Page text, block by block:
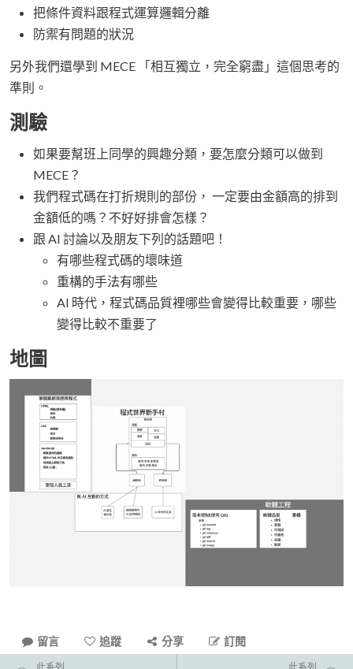
把條件資料跟程式運算邏輯分離
防禦有問題的狀況
另外我們還學到 MECE 「相互獨立，完全窮盡」這個思考的
準則。
測驗
如果要幫班上同學的興趣分類，要怎麼分類可以做到
MECE？
我們程式碼在打折規則的部份， 一定要由金額高的排到
金額低的嗎？不好好排會怎樣？
跟 AI 討論以及朋友下列的話題吧！
有哪些程式碼的壞味道
重構的手法有哪些
AI 時代，程式碼品質裡哪些會變得比較重要，哪些
變得比較不重要了
地圖
留言 追蹤 分享 訂閱